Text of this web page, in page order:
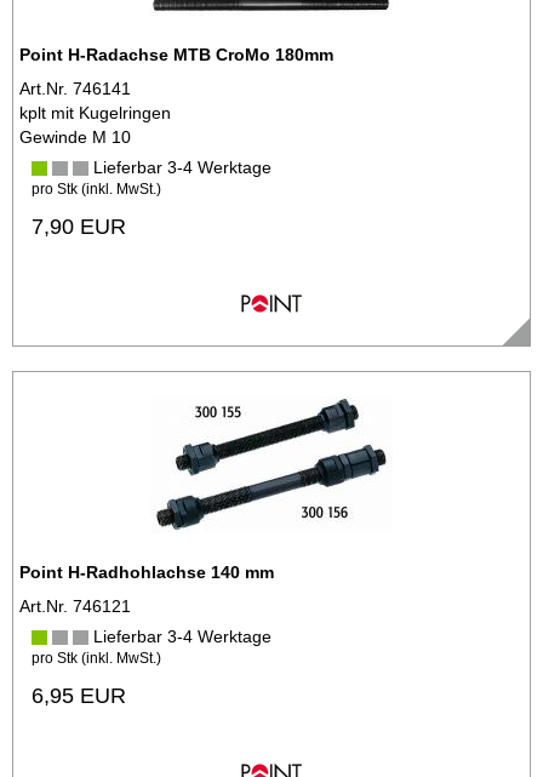
Point H-Radachse MTB CroMo 180mm
Art.Nr. 746141
kplt mit Kugelringen
Gewinde M 10
Lieferbar 3-4 Werktage
pro Stk (inkl. MwSt.)
7,90 EUR
Point H-Radhohlachse 140 mm
Art.Nr. 746121
Lieferbar 3-4 Werktage
pro Stk (inkl. MwSt.)
6,95 EUR